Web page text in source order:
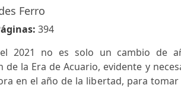
Ferro
394
2021 no es solo un cambio de
de la Era de Acuario, evidente y
en el año de la libertad, para